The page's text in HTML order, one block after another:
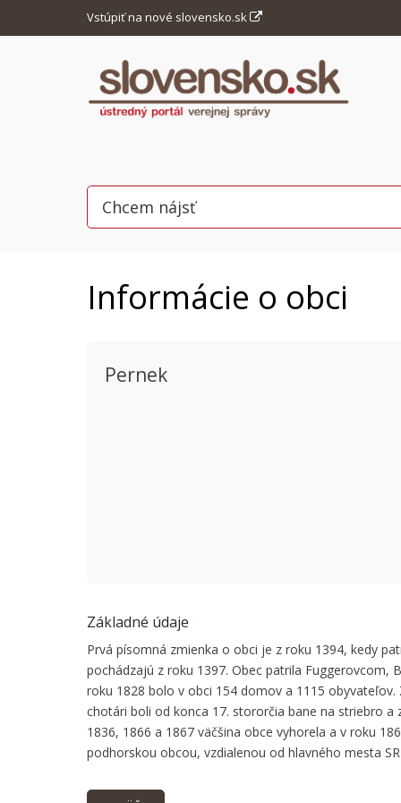
Vstúpiť na nové slovensko.sk
Informácie o obci
Pernek
Základné údaje
Prvá písomná zmienka o obci je z roku 1394, kedy
pochádzajú z roku 1397. Obec patrila Fuggerovcom,
roku 1828 bolo v obci 154 domov a 1115
chotári boli od konca 17. stororčia bane na striebro
1836, 1866 a 1867 väčšina obce vyhorela a v roku
podhorskou obcou, vzdialenou od hlavného mesta